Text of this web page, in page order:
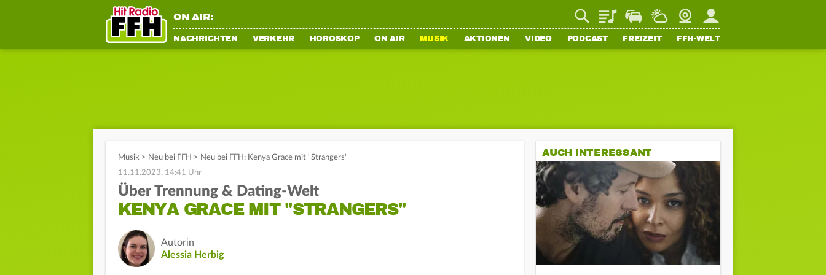
ON AIR: PlaylistStaupilotWetterWebcamMein FFH
NACHRICHTEN VERKEHR HOROSKOP ON AIR MUSIK AKTIONEN VIDEO PODCAST FREIZEIT FFH-WELT
Musik > Neu bei FFH > Neu bei FFH: Kenya Grace mit "Strangers"
11.11.2023, 14:41 Uhr
Über Trennung & Dating-Welt
KENYA GRACE MIT "STRANGERS"
Autorin
Alessia Herbig
AUCH INTERESSANT